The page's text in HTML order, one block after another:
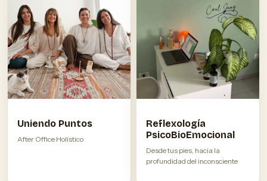
Uniendo Puntos
After Office Holístico
Reflexología
PsicoBioEmocional
Desde tus pies, hacia la
profundidad del inconsciente